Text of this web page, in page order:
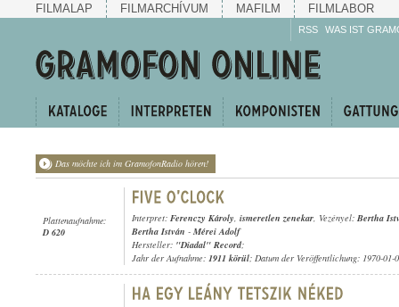
FILMALAP FILMARCHÍVUM MAFILM FILMLABOR
RSS WAS IST
Das möchte ich im GramofonRadio hören!
Plattenaufnahme:
D 620
Interpret: Ferenczy Károly, ismeretlen zenekar, Vezényel: Bertha
Bertha István - Mérei Adolf
Hersteller: "Diadal" Record;
Jahr der Aufnahme: 1911 körül; Datum der Veröffentlichung: 1970-01-